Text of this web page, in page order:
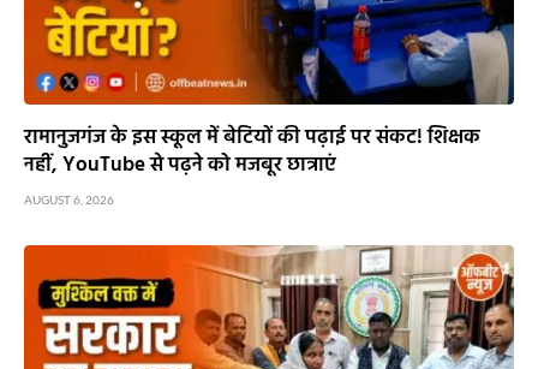
रामानुजगंज के इस स्कूल में बेटियों की पढ़ाई पर संकट! शिक्षक
नहीं, YouTube से पढ़ने को मजबूर छात्राएं
AUGUST 6, 2026